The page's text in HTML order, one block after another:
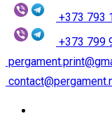
+373 793
+373 799